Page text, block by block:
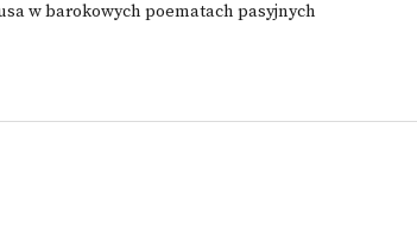
w barokowych poematach pasyjnych